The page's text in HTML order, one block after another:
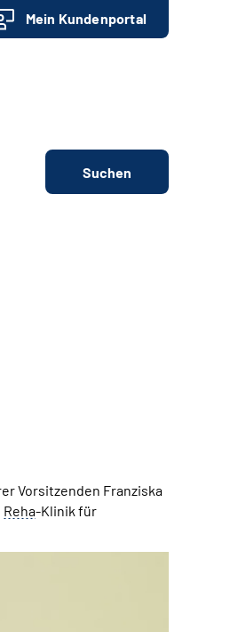
Mein Kundenportal
Suchen
Vorsitzenden Franziska
Reha-Klinik für